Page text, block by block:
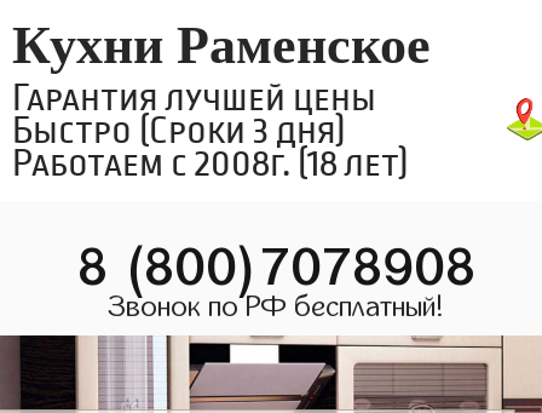
Кухни Раменское
Гарантия лучшей цены
Быстро (Сроки 3 дня)
Работаем с 2008г. (18 лет)
8 (800)7078908
Звонок по РФ бесплатный!